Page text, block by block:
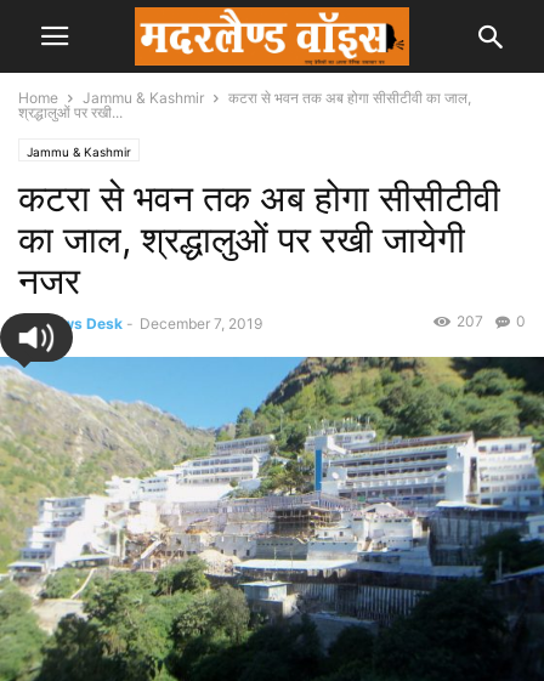
Home Jammu & Kashmir
कटरा से भवन तक अब होगा सीसीटीवी का जाल,
श्रद्धालुओं पर रखी...
Jammu & Kashmir
कटरा से भवन तक अब होगा सीसीटीवी
का जाल, श्रद्धालुओं पर रखी जायेगी
नजर
By News Desk - December 7, 2019 0
207